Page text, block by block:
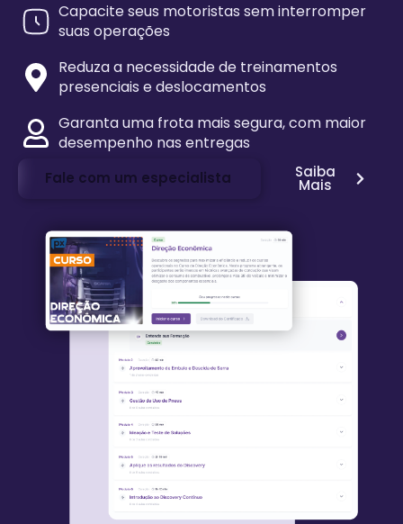
Capacite seus motoristas sem interromper
suas operações
Reduza a necessidade de treinamentos
presenciais e deslocamentos
Garanta uma frota mais segura, com maior
desempenho nas entregas
Fale com um especialista Saiba
Mais